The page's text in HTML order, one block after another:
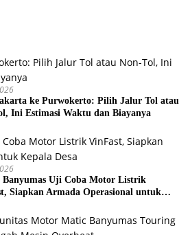
ke Purwokerto: Pilih Jalur Tol atau
Ini Estimasi Waktu dan Biayanya
Banyumas Uji Coba Motor Listrik
Siapkan Armada Operasional untuk